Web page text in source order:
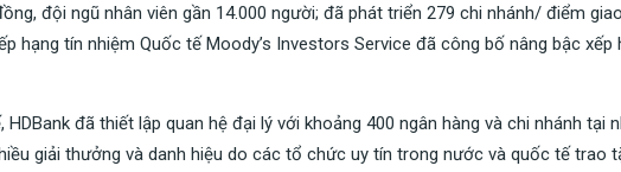
đội ngũ nhân viên gần 14.000 người; đã phát triển 279 chi nhánh/ điểm
hạng tín nhiệm Quốc tế Moody’s Investors Service đã công bố nâng bậc
đã thiết lập quan hệ đại lý với khoảng 400 ngân hàng và chi nhánh
giải thưởng và danh hiệu do các tổ chức uy tín trong nước và quốc tế trao